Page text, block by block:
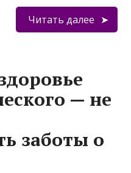
Читать далее
— не
заботы о